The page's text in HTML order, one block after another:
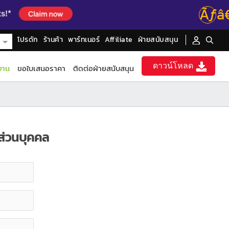
โปรดัก ร้านค้า พาร์ทเนอร์ Affiliate ฝ่ายสนับสนุน
ดาวน์โหลด
น ขอใบเสนอราคา ติดต่อฝ่ายสนับสนุน
วนบุคคล